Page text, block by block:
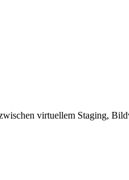
virtuellem Staging,